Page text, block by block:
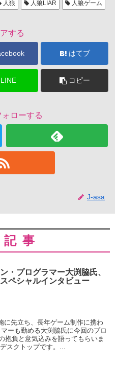
人狼 人狼LIAR 人狼ゲーム
する
はてブ
LINE コピー
ローする
J-asa
事
・プログラマー大渕脇氏、
スペシャルインタビュー
先立ち、長年ゲーム制作に携わ
ーも勤める大渕脇氏に今回のプロ
抱負と意気込みを語ってもらいま
スクトップです。...